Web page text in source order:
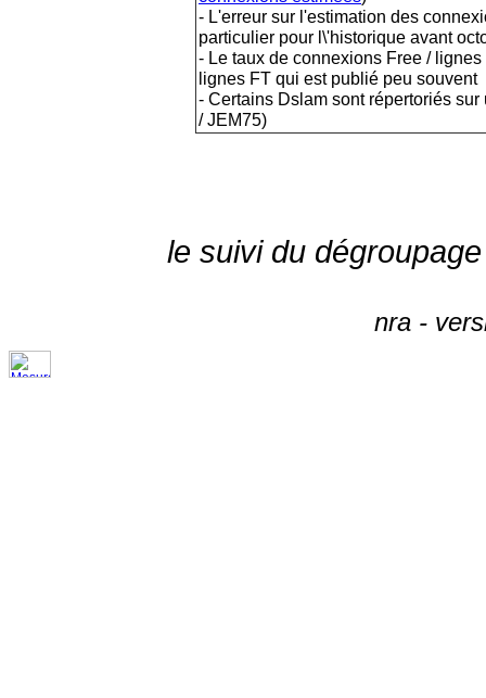
- L'erreur sur l'estimation des
particulier pour l\'historique avant
- Le taux de connexions Free /
lignes FT qui est publié peu souvent
- Certains Dslam sont répertoriés
/ JEM75)
le suivi du
nra -